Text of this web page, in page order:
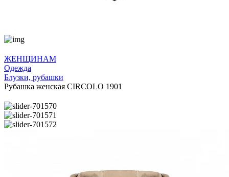
ЖЕНЩИНАМ
Одежда
Блузки, рубашки
Рубашка женская CIRCOLO 1901